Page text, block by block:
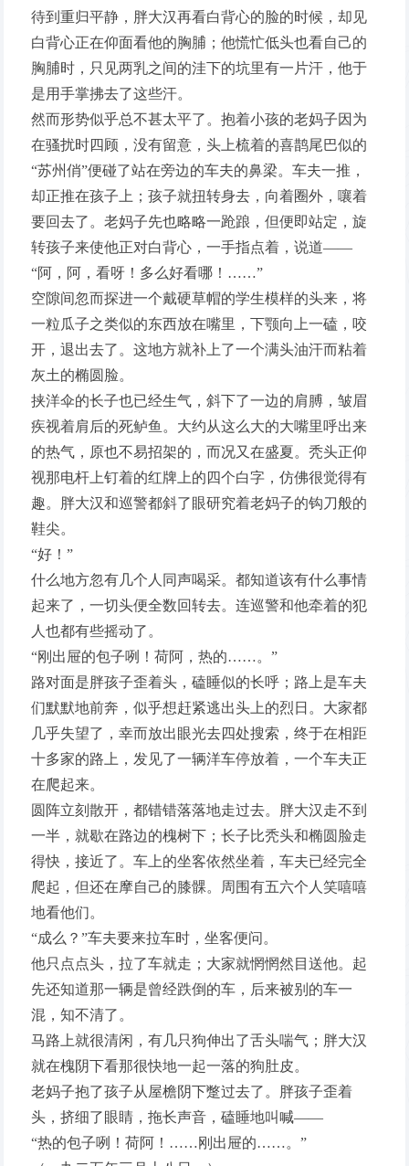
待到重归平静，胖大汉再看白背心的脸的时候，却见
白背心正在仰面看他的胸脯；他慌忙低头也看自己的
胸脯时，只见两乳之间的洼下的坑里有一片汗，他于
是用手掌拂去了这些汗。
然而形势似乎总不甚太平了。抱着小孩的老妈子因为
在骚扰时四顾，没有留意，头上梳着的喜鹊尾巴似的
“苏州俏”便碰了站在旁边的车夫的鼻梁。车夫一推，
却正推在孩子上；孩子就扭转身去，向着圈外，嚷着
要回去了。老妈子先也略略一跄踉，但便即站定，旋
转孩子来使他正对白背心，一手指点着，说道——
“阿，阿，看呀！多么好看哪！……”
空隙间忽而探进一个戴硬草帽的学生模样的头来，将
一粒瓜子之类似的东西放在嘴里，下颚向上一磕，咬
开，退出去了。这地方就补上了一个满头油汗而粘着
灰土的椭圆脸。
挟洋伞的长子也已经生气，斜下了一边的肩膊，皱眉
疾视着肩后的死鲈鱼。大约从这么大的大嘴里呼出来
的热气，原也不易招架的，而况又在盛夏。秃头正仰
视那电杆上钉着的红牌上的四个白字，仿佛很觉得有
趣。胖大汉和巡警都斜了眼研究着老妈子的钩刀般的
鞋尖。
“好！”
什么地方忽有几个人同声喝采。都知道该有什么事情
起来了，一切头便全数回转去。连巡警和他牵着的犯
人也都有些摇动了。
“刚出屉的包子咧！荷阿，热的……。”
路对面是胖孩子歪着头，磕睡似的长呼；路上是车夫
们默默地前奔，似乎想赶紧逃出头上的烈日。大家都
几乎失望了，幸而放出眼光去四处搜索，终于在相距
十多家的路上，发见了一辆洋车停放着，一个车夫正
在爬起来。
圆阵立刻散开，都错错落落地走过去。胖大汉走不到
一半，就歇在路边的槐树下；长子比秃头和椭圆脸走
得快，接近了。车上的坐客依然坐着，车夫已经完全
爬起，但还在摩自己的膝髁。周围有五六个人笑嘻嘻
地看他们。
“成么？”车夫要来拉车时，坐客便问。
他只点点头，拉了车就走；大家就惘惘然目送他。起
先还知道那一辆是曾经跌倒的车，后来被别的车一
混，知不清了。
马路上就很清闲，有几只狗伸出了舌头喘气；胖大汉
就在槐阴下看那很快地一起一落的狗肚皮。
老妈子抱了孩子从屋檐阴下蹩过去了。胖孩子歪着
头，挤细了眼睛，拖长声音，磕睡地叫喊——
“热的包子咧！荷阿！……刚出屉的……。”